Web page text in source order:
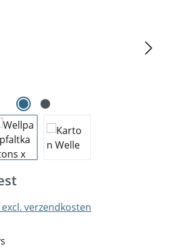
verzendkosten